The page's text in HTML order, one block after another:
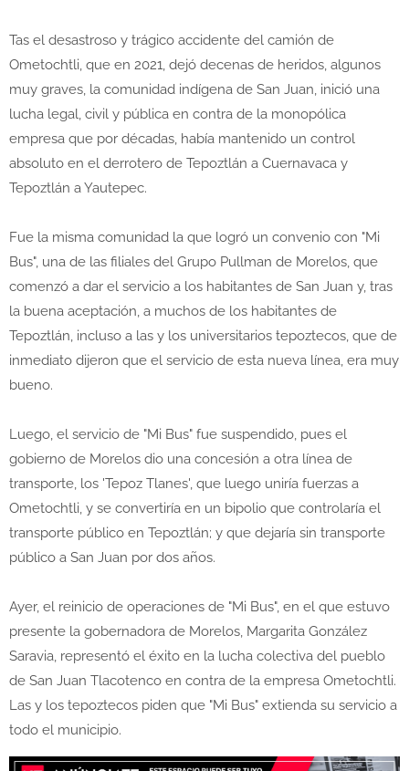
Tas el desastroso y trágico accidente del camión de
Ometochtli, que en 2021, dejó decenas de heridos, algunos
muy graves, la comunidad indígena de San Juan, inició una
lucha legal, civil y pública en contra de la monopólica
empresa que por décadas, había mantenido un control
absoluto en el derrotero de Tepoztlán a Cuernavaca y
Tepoztlán a Yautepec.
Fue la misma comunidad la que logró un convenio con "Mi
Bus", una de las filiales del Grupo Pullman de Morelos, que
comenzó a dar el servicio a los habitantes de San Juan y, tras
la buena aceptación, a muchos de los habitantes de
Tepoztlán, incluso a las y los universitarios tepoztecos, que de
inmediato dijeron que el servicio de esta nueva línea, era muy
bueno.
Luego, el servicio de "Mi Bus" fue suspendido, pues el
gobierno de Morelos dio una concesión a otra línea de
transporte, los 'Tepoz Tlanes', que luego uniría fuerzas a
Ometochtli, y se convertiría en un bipolio que controlaría el
transporte público en Tepoztlán; y que dejaría sin transporte
público a San Juan por dos años.
Ayer, el reinicio de operaciones de "Mi Bus", en el que estuvo
presente la gobernadora de Morelos, Margarita González
Saravia, representó el éxito en la lucha colectiva del pueblo
de San Juan Tlacotenco en contra de la empresa Ometochtli.
Las y los tepoztecos piden que "Mi Bus" extienda su servicio a
todo el municipio.